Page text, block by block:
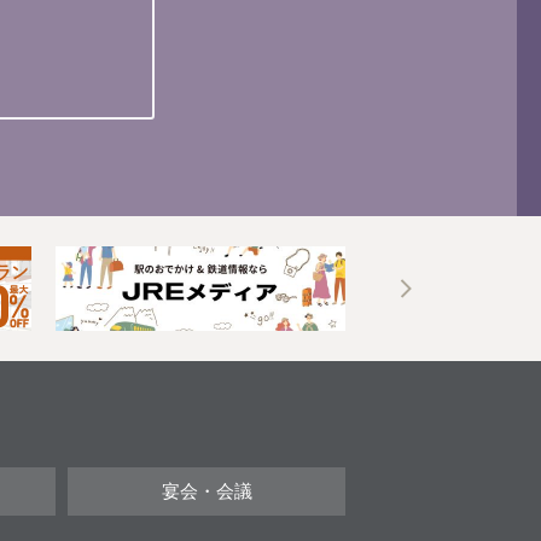
宴会・会議